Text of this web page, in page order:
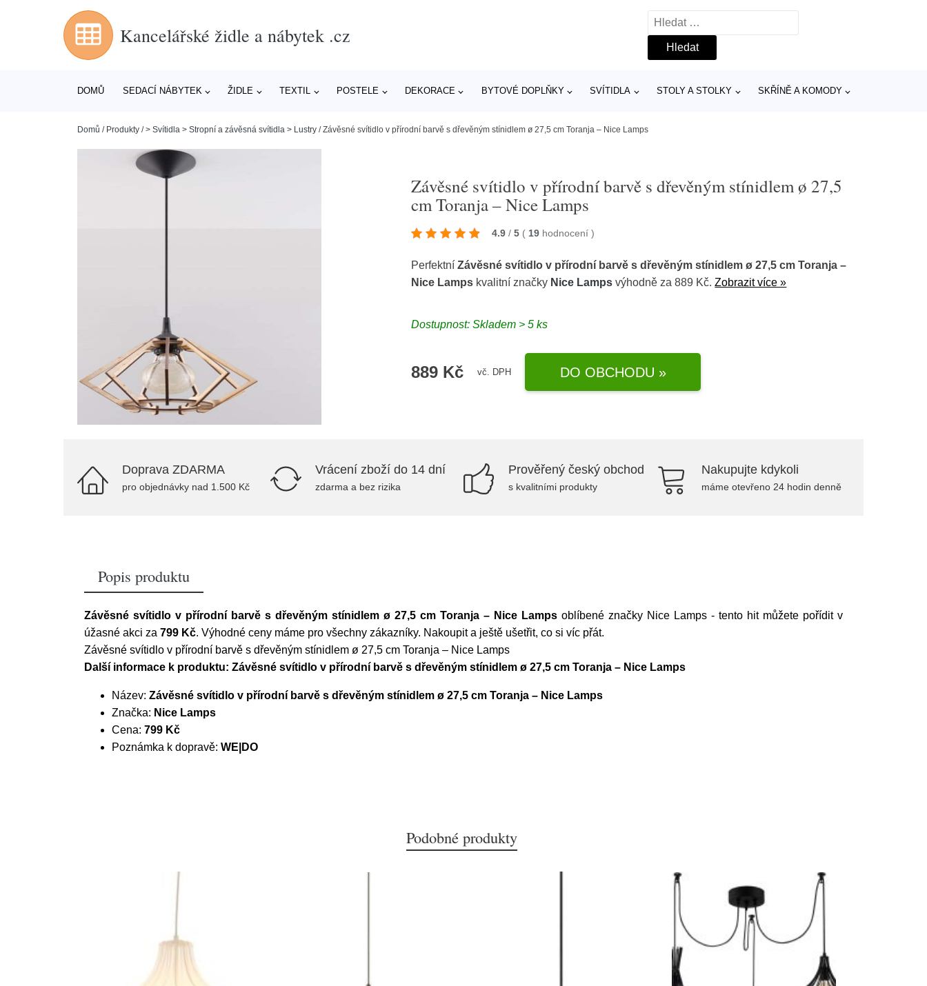
Kancelářské židle a nábytek .cz
Vyhledávání
DOMŮ SEDACÍ NÁBYTEK ŽIDLE TEXTIL POSTELE DEKORACE BYTOVÉ DOPLŇKY SVÍTIDLA STOLY A STOLKY SKŘÍNĚ A KOMODY
Domů / Produkty /> Svítidla > Stropní a závěsná svítidla > Lustry /Závěsné svítidlo v přírodní barvě s dřevěným stínidlem ø 27,5 cm Toranja – Nice Lamps
Závěsné svítidlo v přírodní barvě s dřevěným stínidlem ø 27,5
cm Toranja – Nice Lamps
4.9 / 5 ( 19 hodnocení)
PerfektníZávěsné svítidlo v přírodní barvě s dřevěným stínidlem ø 27,5 cm Toranja –
Nice Lamps kvalitní značky Nice Lamps výhodně za 889 Kč.Zobrazit více »
Dostupnost: Skladem > 5 ks
889 Kč vč. DPH DO OBCHODU »
Doprava ZDARMA
pro objednávky nad 1.500 Kč
Vrácení zboží do 14 dní
zdarma a bez rizika
Prověřený český obchod
s kvalitními produkty
Nakupujte kdykoli
máme otevřeno 24 hodin denně
Popis produktu
Závěsné svítidlo v přírodní barvě s dřevěným stínidlem ø 27,5 cm Toranja – Nice Lamps oblíbené značky Nice Lamps - tento hit můžete pořídit v
úžasné akci za 799 Kč. Výhodné ceny máme pro všechny zákazníky. Nakoupit a ještě ušetřit, co si víc přát.
Závěsné svítidlo v přírodní barvě s dřevěným stínidlem ø 27,5 cm Toranja – Nice Lamps
Další informace k produktu: Závěsné svítidlo v přírodní barvě s dřevěným stínidlem ø 27,5 cm Toranja – Nice Lamps
Název: Závěsné svítidlo v přírodní barvě s dřevěným stínidlem ø 27,5 cm Toranja – Nice Lamps
Značka: Nice Lamps
Cena: 799 Kč
Poznámka k dopravě: WE|DO
Podobné produkty